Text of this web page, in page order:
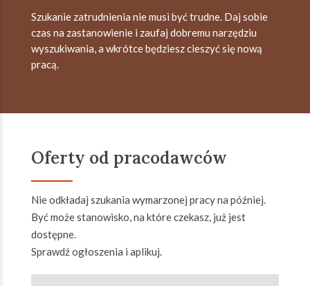
Szukanie zatrudnienia nie musi być trudne. Daj sobie
czas na zastanowienie i zaufaj dobremu narzędziu
wyszukiwania, a wkrótce będziesz cieszyć się nową
pracą.
Oferty od pracodawców
Nie odkładaj szukania wymarzonej pracy na później.
Być może stanowisko, na które czekasz, już jest
dostępne.
Sprawdź ogłoszenia i aplikuj.